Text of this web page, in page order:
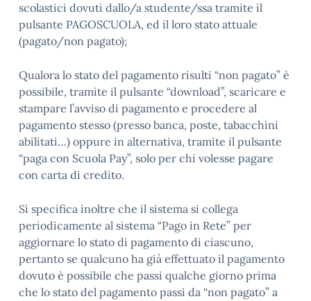
scolastici dovuti dallo/a studente/ssa tramite il
pulsante PAGOSCUOLA, ed il loro stato attuale
(pagato/non pagato);
Qualora lo stato del pagamento risulti “non pagato” è
possibile, tramite il pulsante “download”, scaricare e
stampare l’avviso di pagamento e procedere al
pagamento stesso (presso banca, poste, tabacchini
abilitati…) oppure in alternativa, tramite il pulsante
“paga con Scuola Pay”, solo per chi volesse pagare
con carta di credito.
Si specifica inoltre che il sistema si collega
periodicamente al sistema “Pago in Rete” per
aggiornare lo stato di pagamento di ciascuno,
pertanto se qualcuno ha già effettuato il pagamento
dovuto è possibile che passi qualche giorno prima
che lo stato del pagamento passi da “non pagato” a